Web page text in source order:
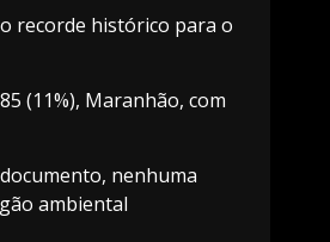
recorde histórico para o
(11%), Maranhão, com
nenhuma
ambiental